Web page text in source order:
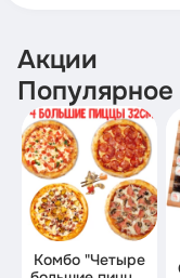
Акции
Популярное
Комбо "Четыре